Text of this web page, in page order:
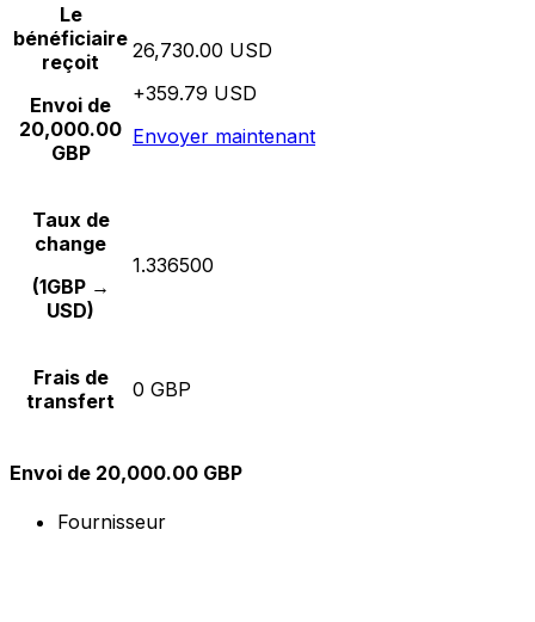
Le
bénéficiaire
reçoit
Envoi de
20,000.00
GBP
26,730.00 USD
+359.79 USD
Envoyer maintenant
Taux de
change
(1GBP →
USD)
1.336500
Frais de
transfert
0 GBP
Envoi de 20,000.00 GBP
Fournisseur